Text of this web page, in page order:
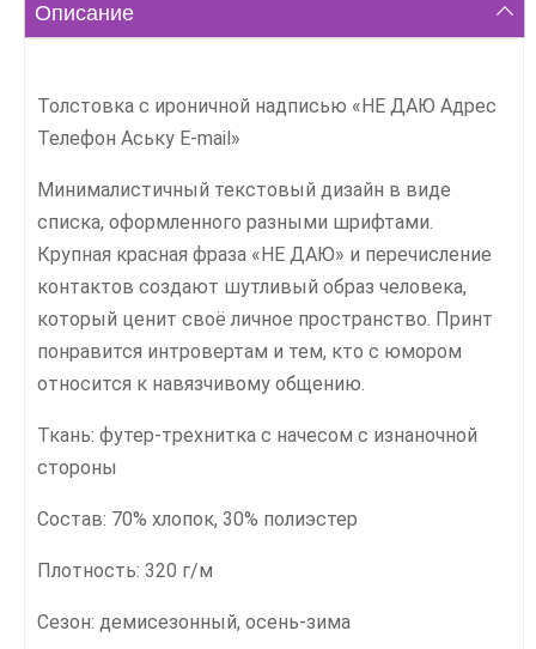
Описание
Толстовка с ироничной надписью «НЕ ДАЮ Адрес
Телефон Аську E-mail»
Минималистичный текстовый дизайн в виде
списка, оформленного разными шрифтами.
Крупная красная фраза «НЕ ДАЮ» и перечисление
контактов создают шутливый образ человека,
который ценит своё личное пространство. Принт
понравится интровертам и тем, кто с юмором
относится к навязчивому общению.
Ткань: футер-трехнитка с начесом с изнаночной
стороны
Состав: 70% хлопок, 30% полиэстер
Плотность: 320 г/м
Сезон: демисезонный, осень-зима